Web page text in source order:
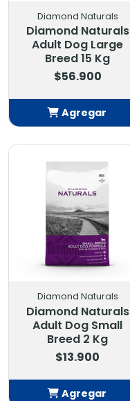
Diamond Naturals
Diamond Naturals
Adult Dog Large
Breed 15 Kg
$56.900
Agregar
Añadido
Diamond Naturals
Diamond Naturals
Adult Dog Small
Breed 2 Kg
$13.900
Agregar